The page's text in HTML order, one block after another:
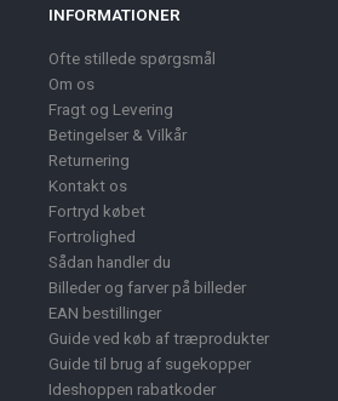
INFORMATIONER
Ofte stillede spørgsmål
Om os
Fragt og Levering
Betingelser & Vilkår
Returnering
Kontakt os
Fortryd købet
Fortrolighed
Sådan handler du
Billeder og farver på billeder
EAN bestillinger
Guide ved køb af træprodukter
Guide til brug af sugekopper
Ideshoppen rabatkoder